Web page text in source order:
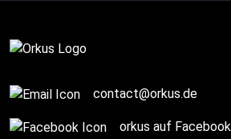
contact@orkus.de
orkus auf Facebook